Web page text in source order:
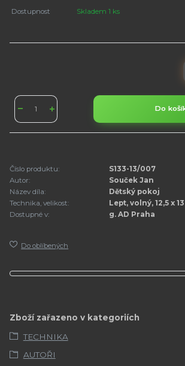
Dostupnost Skladem 1 ks
Do
Číslo produktu:
S133-13/007
Autor:
Souček Jan
Název díla:
Dětský pokoj
Technika, velikost:
Lept, volný, 12,5 x
Dostupné v:
g. AD Praha
Do oblíbených
Zboží zařazeno v kategoriích
TECHNIKA
AUTOŘI